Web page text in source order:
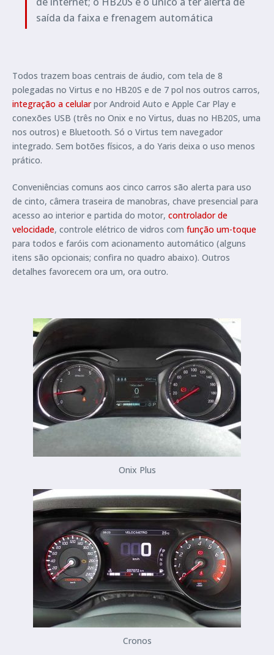
saída da faixa e frenagem automática
Todos trazem boas centrais de áudio, com tela de 8
polegadas no Virtus e no HB20S e de 7 pol nos outros carros,
integração a celularpor Android Auto e Apple Car Play e
conexões USB (três no Onix e no Virtus, duas no HB20S, uma
nos outros) e Bluetooth. Só o Virtus tem navegador
integrado. Sem botões físicos, a do Yaris deixa o uso menos
prático.
Conveniências comuns aos cinco carros são alerta para uso
de cinto, câmera traseira de manobras, chave presencial para
acesso ao interior e partida do motor, controlador de
velocidade, controle elétrico de vidros com função um-toque
para todos e faróis com acionamento automático (alguns
itens são opcionais; confira no quadro abaixo). Outros
detalhes favorecem ora um, ora outro.
Onix Plus
Cronos